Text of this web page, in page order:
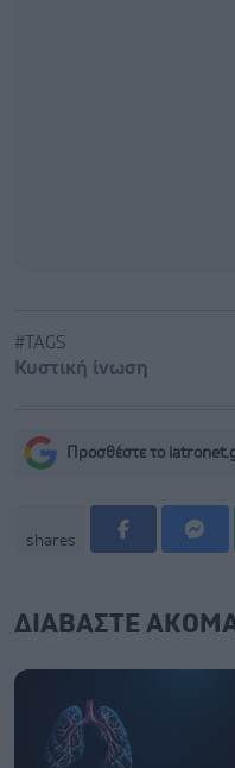
#TAGS
Κυστική ίνωση
Προσθέστε το
shares
ΔΙΑΒΑΣΤΕ